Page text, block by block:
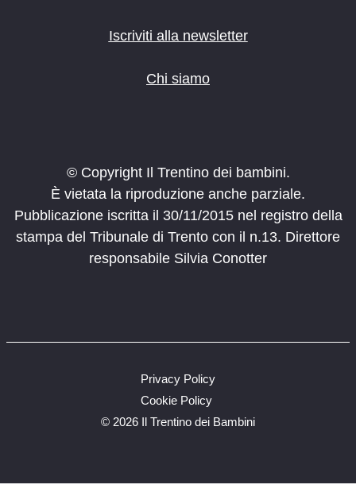
Iscriviti alla newsletter
Chi siamo
© Copyright Il Trentino dei bambini.
È vietata la riproduzione anche parziale.
Pubblicazione iscritta il 30/11/2015 nel registro della
stampa del Tribunale di Trento con il n.13. Direttore
responsabile Silvia Conotter
© 2026 Il Trentino dei Bambini
Privacy Policy
Cookie Policy